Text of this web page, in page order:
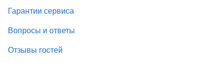
Гарантии сервиса
Вопросы и ответы
Отзывы гостей